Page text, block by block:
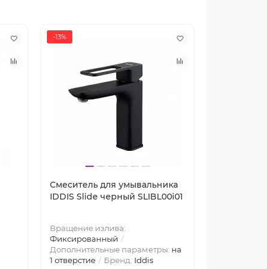
-13%
Смеситель для умывальника
IDDIS Slide черный SLIBL00i01
Вращение излива:
Фиксированный
Дополнительные параметры: на
1 отверстие
Бренд: Iddis